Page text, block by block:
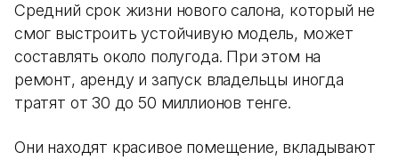
Средний срок жизни нового салона, который не
смог выстроить устойчивую модель, может
составлять около полугода. При этом на
ремонт, аренду и запуск владельцы иногда
тратят от 30 до 50 миллионов тенге.
Они находят красивое помещение, вкладывают